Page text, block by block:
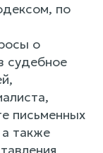
по
о
судебное
письменных
также